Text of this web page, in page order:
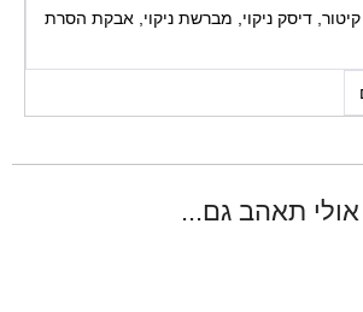
קיטור, דיסק ניקוי, מברשת ניקוי, אבקת הסרת
אולי תאהב גם...